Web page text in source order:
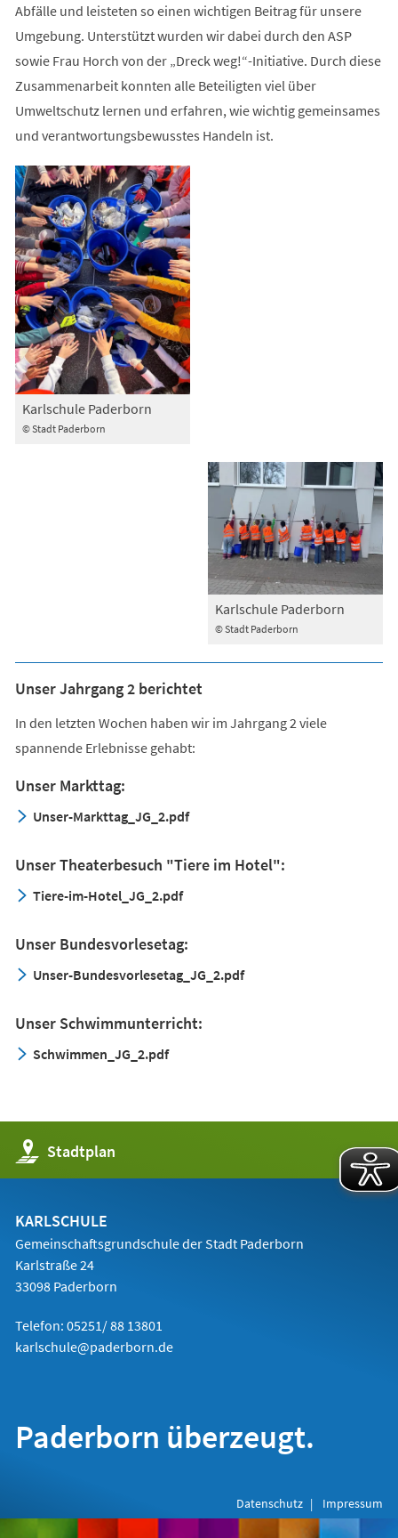
Abfälle und leisteten so einen wichtigen Beitrag für unsere
Umgebung. Unterstützt wurden wir dabei durch den ASP
sowie Frau Horch von der „Dreck weg!“-Initiative. Durch diese
Zusammenarbeit konnten alle Beteiligten viel über
Umweltschutz lernen und erfahren, wie wichtig gemeinsames
und verantwortungsbewusstes Handeln ist.
© Stadt Paderborn
Karlschule Paderborn
© Stadt Paderborn
Karlschule Paderborn
Unser Jahrgang 2 berichtet
In den letzten Wochen haben wir im Jahrgang 2 viele
spannende Erlebnisse gehabt:
Unser Markttag:
Unser-Markttag_JG_2.pdf
Unser Theaterbesuch "Tiere im Hotel":
Tiere-im-Hotel_JG_2.pdf
Unser Bundesvorlesetag:
Unser-Bundesvorlesetag_JG_2.pdf
Unser Schwimmunterricht:
Schwimmen_JG_2.pdf
Stadtplan
(Öffnet
in
einem
Tab)
KARLSCHULE
Gemeinschaftsgrundschule der Stadt Paderborn
Karlstraße 24
33098 Paderborn
Telefon: 05251/ 88 13801
karlschule@paderborn.de
Paderborn überzeugt.
Datenschutz Impressum